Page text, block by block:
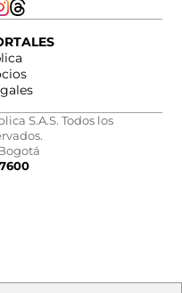
S.A.S. Todos los